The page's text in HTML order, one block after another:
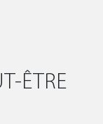
ÊTRE